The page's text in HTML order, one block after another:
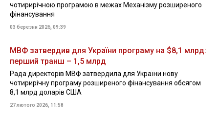
чотирирічною програмою в межах Механізму розширеного
фінансування
03 березня 2026, 09:39
МВФ затвердив для України програму на $8,1 млрд:
перший транш – 1,5 млрд
Рада директорів МВФ затвердила для України нову
чотирирічну програму розширеного фінансування обсягом
8,1 млрд доларів США
27 лютого 2026, 11:58